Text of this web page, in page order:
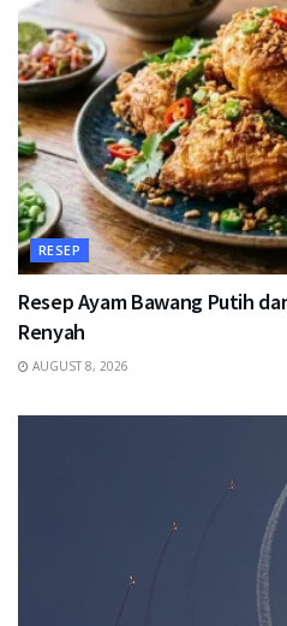
RESEP
Resep Ayam Bawang Putih
Renyah
AUGUST 8, 2026